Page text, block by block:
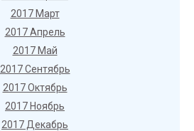
2017 Март
2017 Апрель
2017 Май
2017 Сентябрь
2017 Октябрь
2017 Ноябрь
2017 Декабрь